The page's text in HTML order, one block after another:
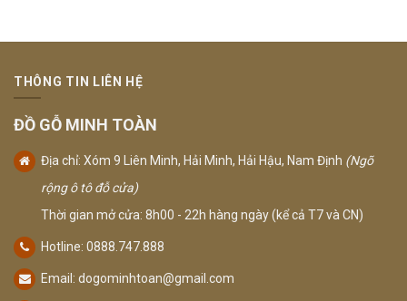
THÔNG TIN LIÊN HỆ
ĐỒ GỖ MINH TOÀN
Địa chỉ: Xóm 9 Liên Minh, Hải Minh, Hải Hậu, Nam Định (Ngõ
rộng ô tô đỗ cửa)
Thời gian mở cửa: 8h00 - 22h hàng ngày (kể cả T7 và CN)
Hotline: 0888.747.888
Email: dogominhtoan@gmail.com